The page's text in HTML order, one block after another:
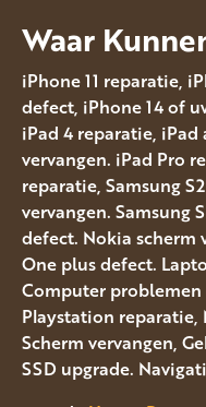
Waar
iPhone 11 reparatie,
defect, iPhone 14 of
iPad 4 reparatie,
vervangen. iPad Pro
reparatie, Samsung
vervangen. Samsung
defect. Nokia scherm
One plus defect.
Computer problemen
Playstation
Scherm vervangen,
SSD upgrade.